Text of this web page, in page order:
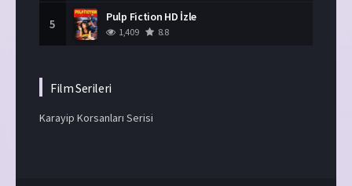
5 Pulp Fiction HD İzle
1,409 8.8
Film Serileri
Karayip Korsanları Serisi